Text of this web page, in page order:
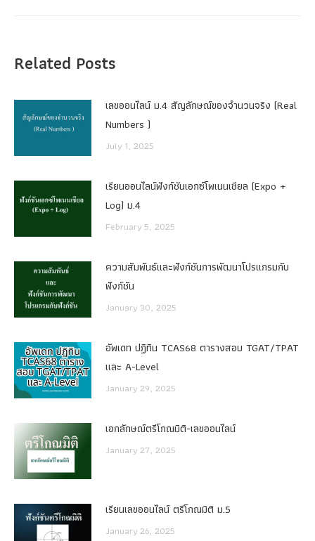
Related Posts
เลขออนไลน์ ม.4 สัญลักษณ์ของจำนวนจริง (Real
Numbers )
July 1, 2025
เรียนออนไลน์ฟังก์ชันเอกซ์โพเนนเชียล (Expo +
Log) ม.4
February 5, 2025
ความสัมพันธ์และฟังก์ชันการพัฒนาโปรแกรมกับ
ฟังก์ชัน
January 30, 2025
อัพเดท ปฏิทิน TCAS68 ตารางสอบ TGAT/TPAT
และ A-Level
January 29, 2025
เอกลักษณ์ตรีโกณมิติ-เลขออนไลน์
January 27, 2025
เรียนเลขออนไลน์ ตรีโกณมิติ ม.5
January 26, 2025